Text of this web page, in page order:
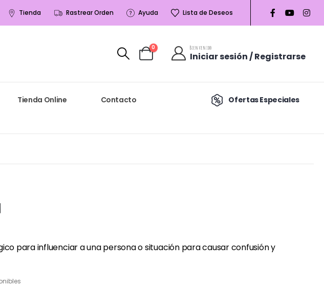
Tienda Rastrear Orden Ayuda Lista de Deseos
0 Bienvenido
Iniciar sesión / Registrarse
Tienda Online Contacto Ofertas Especiales
para influenciar a una persona o situación para causar confusión y